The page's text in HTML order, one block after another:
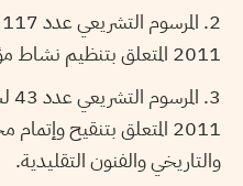
2011 المتعلق بتنظيم نشاط مؤسسات التمويل الصغير.
2011 المتعلق بتنقيح
والتاريخي والفنون التقليدية.